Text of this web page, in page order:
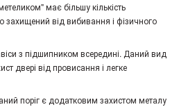
має більшу кількість
захищений від вибивання і фізичного
з підшипником всередині. Даний вид
двері від провисання і легке
поріг є додатковим захистом металу